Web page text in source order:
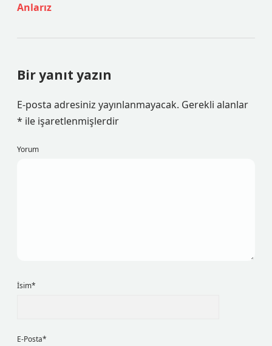
Anlarız
Bir yanıt yazın
E-posta adresiniz yayınlanmayacak. Gerekli alanlar
* ile işaretlenmişlerdir
Yorum
İsim*
E-Posta*